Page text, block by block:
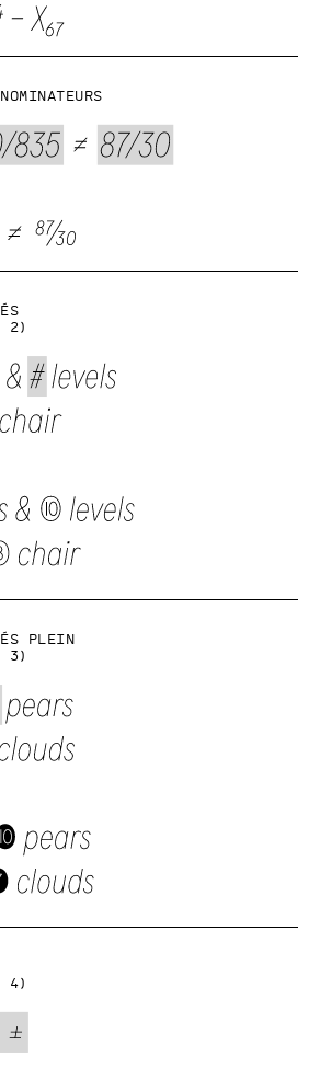
2)
plein
3)
4)